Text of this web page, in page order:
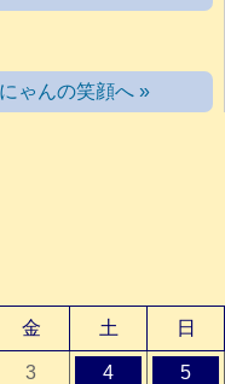
んの笑顔へ »
金 土 日
3 4 5